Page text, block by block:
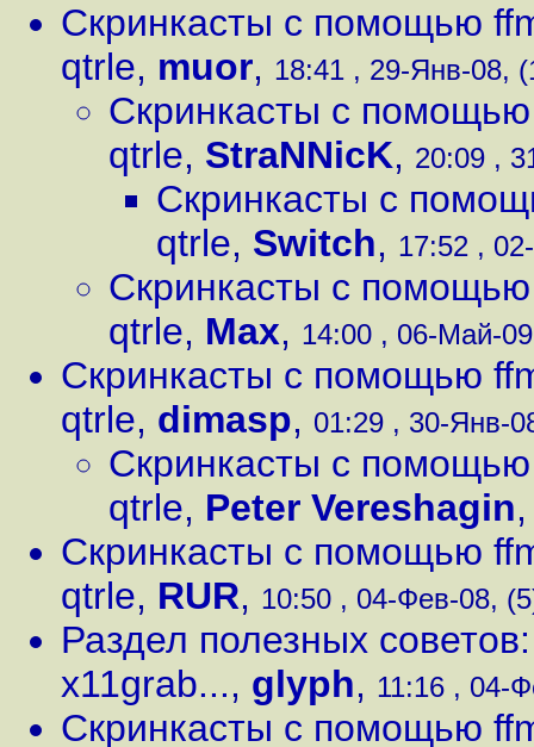
Скринкасты с помощью
qtrle, muor, 18:41 , 29-Янв-08,
Скринкасты с
qtrle, StraNNicK, 20:09 ,
Скринкасты с
qtrle, Switch, 17:52 ,
Скринкасты с
qtrle, Max, 14:00 , 06-Май-
Скринкасты с помощью
qtrle, dimasp, 01:29 , 30-Янв-
Скринкасты с
qtrle, Peter Vereshagin
Скринкасты с помощью
qtrle, RUR, 10:50 , 04-Фев-08,
Раздел полезных
x11grab..., glyph, 11:16 , 04-
Скринкасты с помощью